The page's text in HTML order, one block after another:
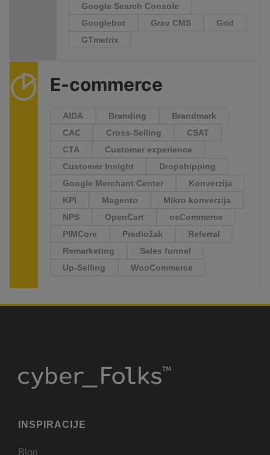
Google Search Console
Googlebot
Grav CMS
Grid
GTmetrix
E-commerce
AIDA Branding
Brandmark
CAC
Cross-Selling
CSAT
CTA
Customer experience
Customer Insight
Dropshipping
Google Merchant Center
Konverzija
KPI
Magento
Mikro konverzija
NPS
OpenCart
osCommerce
PIMCore
Predložak
Referral
Remarketing
Sales funnel
Up-Selling
WooCommerce
INSPIRACIJE
Blog